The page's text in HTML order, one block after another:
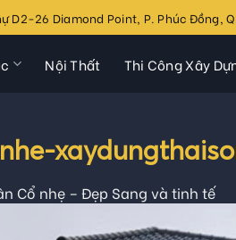
D2-26 Diamond Point, P. Phúc Đồng,
Nội Thất Thi Công Xây
Cổ nhẹ – Đẹp Sang và tinh tế